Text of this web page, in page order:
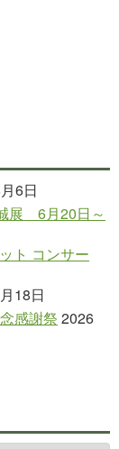
6日
展 6月20日～
ト コンサー
18日
感謝祭 2026